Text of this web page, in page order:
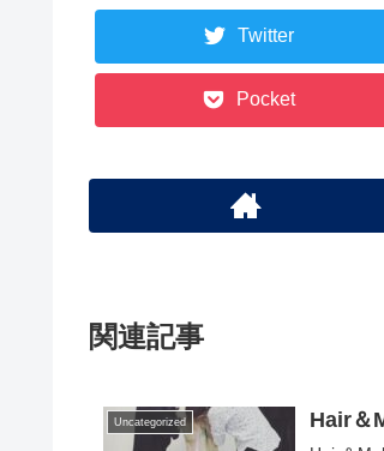
Twitter
Pocket
関連記事
Uncategorized Hair＆